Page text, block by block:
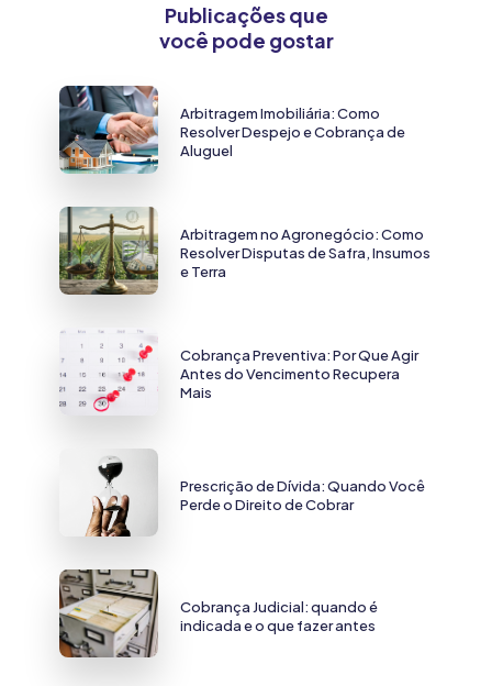
Publicações que
você pode gostar
Arbitragem Imobiliária: Como
Resolver Despejo e Cobrança de
Aluguel
Arbitragem no Agronegócio: Como
Resolver Disputas de Safra, Insumos
e Terra
Cobrança Preventiva: Por Que Agir
Antes do Vencimento Recupera
Mais
Prescrição de Dívida: Quando Você
Perde o Direito de Cobrar
Cobrança Judicial: quando é
indicada e o que fazer antes